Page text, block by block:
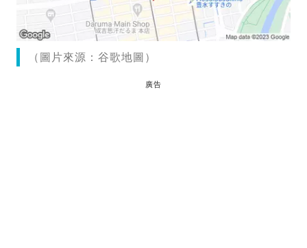
（圖片來源：谷歌地圖）
廣告